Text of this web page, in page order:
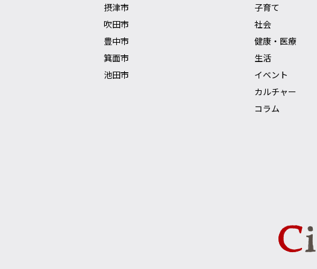
摂津市
吹田市
豊中市
箕面市
池田市
子育て
社会
健康・医療
生活
イベント
カルチャー
コラム